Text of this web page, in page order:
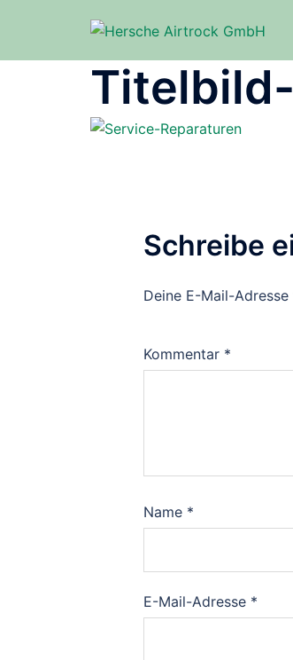
springen
Schreibe
Deine E-Mail-
Kommentar *
Name *
E-Mail-Adresse *